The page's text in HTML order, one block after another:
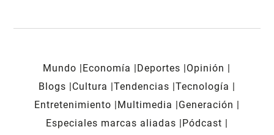
Mundo Economía Deportes
Opinión
Blogs
Cultura Tendencias Tecnología
Entretenimiento
Multimedia
Generación
Especiales marcas aliadas
Pódcast